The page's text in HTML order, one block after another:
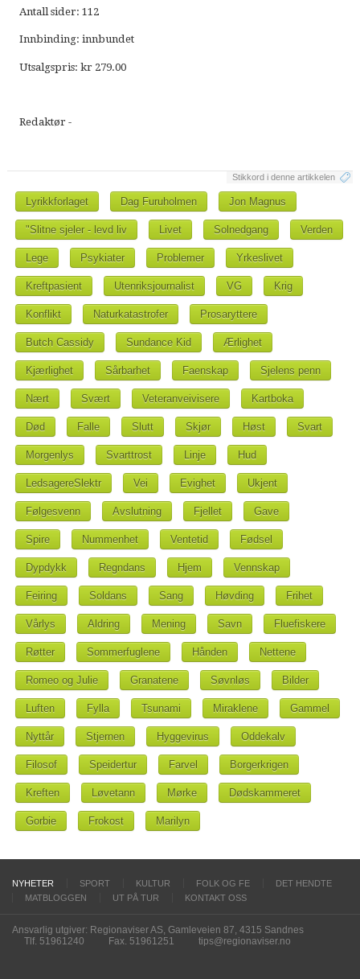
Antall sider: 112
Innbinding: innbundet
Utsalgspris: kr 279.00
Redaktør -
Stikkord i denne artikkelen
Lyrikkforlaget Dag Furuholmen Jon Magnus
"Slitne sjeler - levd liv Livet Solnedgang Verden
Lege Psykiater Problemer Yrkeslivet
Kreftpasient Utenriksjournalist VG Krig
Konflikt Naturkatastrofer Prosaryttere
Butch Cassidy Sundance Kid Ærlighet
Kjærlighet Sårbarhet Faenskap Sjelens penn
Nært Svært Veteranveivisere Kartboka
Død Falle Slutt Skjør Høst Svart
Morgenlys Svarttrost Linje Hud
LedsagereSlektr Vei Evighet Ukjent
Følgesvenn Avslutning Fjellet Gave
Spire Nummenhet Ventetid Fødsel
Dypdykk Regndans Hjem Vennskap
Feiring Soldans Sang Høvding Frihet
Vårlys Aldring Mening Savn Fluefiskere
Røtter Sommerfuglene Hånden Nettene
Romeo og Julie Granatene Søvnløs Bilder
Luften Fylla Tsunami Miraklene Gammel
Nyttår Stjernen Hyggevirus Oddekalv
Filosof Speidertur Farvel Borgerkrigen
Kreften Løvetann Mørke Dødskammeret
Gorbie Frokost Marilyn
NYHETER SPORT KULTUR FOLK OG FE
DET HENDTE
MATBLOGGEN
UT PÅ TUR KONTAKT OSS
Ansvarlig utgiver: Regionaviser AS, Gamleveien 87, 4315 Sandnes
Tlf. 51961240
Fax. 51961251 tips@regionaviser.no